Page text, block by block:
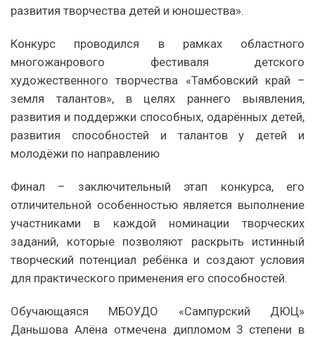
развития творчества детей и юношества».
Конкурс проводился в рамках областного
многожанрового фестиваля детского
художественного творчества «Тамбовский край –
земля талантов», в целях раннего выявления,
развития и поддержки способных, одарённых детей,
развития способностей и талантов у детей и
молодёжи по направлению
Финал – заключительный этап конкурса, его
отличительной особенностью является выполнение
участниками в каждой номинации творческих
заданий, которые позволяют раскрыть истинный
творческий потенциал ребёнка и создают условия
для практического применения его способностей.
Обучающаяся МБОУДО «Сампурский ДЮЦ»
Даньшова Алёна отмечена дипломом 3 степени в